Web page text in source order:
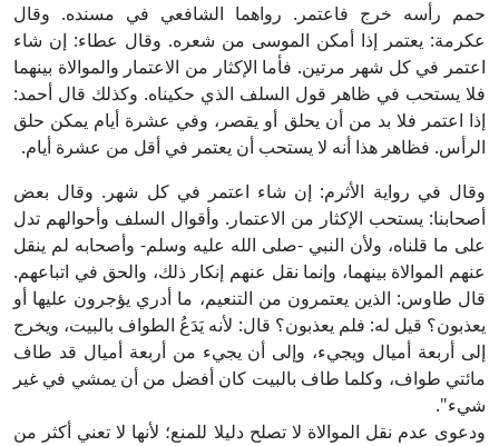
حمم رأسه خرج فاعتمر. رواهما الشافعي في مسنده. وقال
عكرمة: يعتمر إذا أمكن الموسى من شعره. وقال عطاء: إن شاء
اعتمر في كل شهر مرتين. فأما الإكثار من الاعتمار والموالاة بينهما
فلا يستحب في ظاهر قول السلف الذي حكيناه. وكذلك قال أحمد:
إذا اعتمر فلا بد من أن يحلق أو يقصر، وفي عشرة أيام يمكن حلق
الرأس. فظاهر هذا أنه لا يستحب أن يعتمر في أقل من عشرة أيام.
وقال في رواية الأثرم: إن شاء اعتمر في كل شهر. وقال بعض
أصحابنا: يستحب الإكثار من الاعتمار. وأقوال السلف وأحوالهم تدل
على ما قلناه، ولأن النبي -صلى الله عليه وسلم- وأصحابه لم ينقل
عنهم الموالاة بينهما، وإنما نقل عنهم إنكار ذلك، والحق في اتباعهم.
قال طاوس: الذين يعتمرون من التنعيم، ما أدري يؤجرون عليها أو
يعذبون؟ قيل له: فلم يعذبون؟ قال: لأنه يَدَعُ الطواف بالبيت، ويخرج
إلى أربعة أميال ويجيء، وإلى أن يجيء من أربعة أميال قد طاف
مائتي طواف، وكلما طاف بالبيت كان أفضل من أن يمشي في غير
شيء".
ودعوى عدم نقل الموالاة لا تصلح دليلا للمنع؛ لأنها لا تعني أكثر من